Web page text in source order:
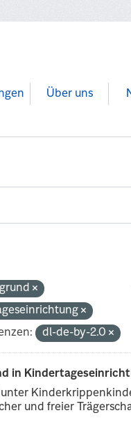
Über uns
dl-de-by-2.0
in
und freier